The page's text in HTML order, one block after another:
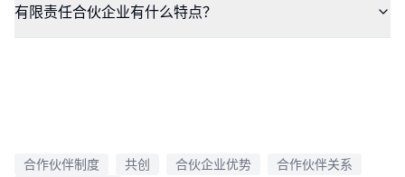
有限责任合伙企业有什么特点？
合作伙伴制度 共创 合伙企业优势
合作伙伴关系